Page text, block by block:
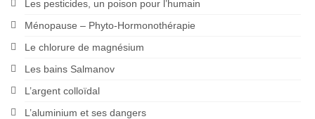
Les pesticides, un poison pour l’humain
Ménopause – Phyto-Hormonothérapie
Le chlorure de magnésium
Les bains Salmanov
L’argent colloïdal
L’aluminium et ses dangers